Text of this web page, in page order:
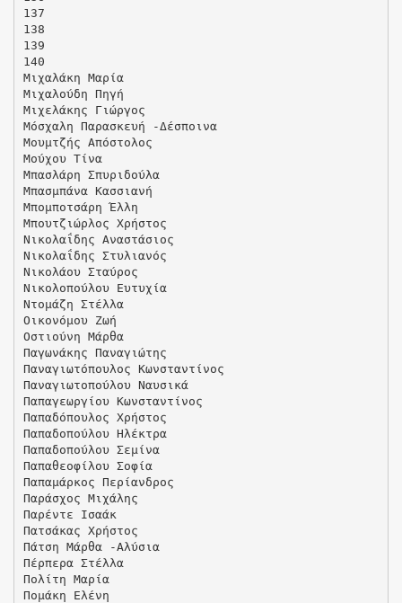
137
138
139
140
Μιχαλάκη Μαρία
Μιχαλούδη Πηγή
Μιχελάκης Γιώργος
Μόσχαλη Παρασκευή -Δέσποινα
Μουμτζής Απόστολος
Μούχου Τίνα
Μπασλάρη Σπυριδούλα
Μπασμπάνα Κασσιανή
Μπομποτσάρη Έλλη
Μπουτζιώρλος Χρήστος
Νικολαΐδης Αναστάσιος
Νικολαΐδης Στυλιανός
Νικολάου Σταύρος
Νικολοπούλου Ευτυχία
Ντομάζη Στέλλα
Οικονόμου Ζωή
Οστιούνη Μάρθα
Παγωνάκης Παναγιώτης
Παναγιωτόπουλος Κωνσταντίνος
Παναγιωτοπούλου Ναυσικά
Παπαγεωργίου Κωνσταντίνος
Παπαδόπουλος Χρήστος
Παπαδοπούλου Ηλέκτρα
Παπαδοπούλου Σεμίνα
Παπαθεοφίλου Σοφία
Παπαμάρκος Περίανδρος
Παράσχος Μιχάλης
Παρέντε Ισαάκ
Πατσάκας Χρήστος
Πάτση Μάρθα -Αλύσια
Πέρπερα Στέλλα
Πολίτη Μαρία
Πομάκη Ελένη